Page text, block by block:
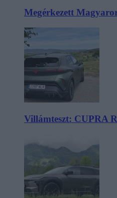
Megérkezett
Villámteszt: CUPRA